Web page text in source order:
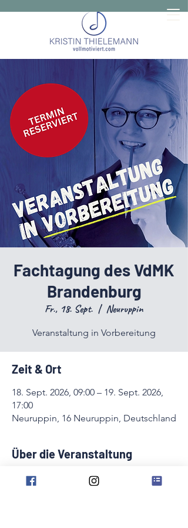
Fachtagung des VdMK
Brandenburg
Fr., 18. Sept.
  |
Neuruppin
Veranstaltung in Vorbereitung
Zeit & Ort
18. Sept. 2026, 09:00 – 19. Sept. 2026,
17:00
Neuruppin, 16 Neuruppin, Deutschland
Über die Veranstaltung
Veranstaltung in Vorbereitung. Zeiten und
Ort können sich noch ändern.